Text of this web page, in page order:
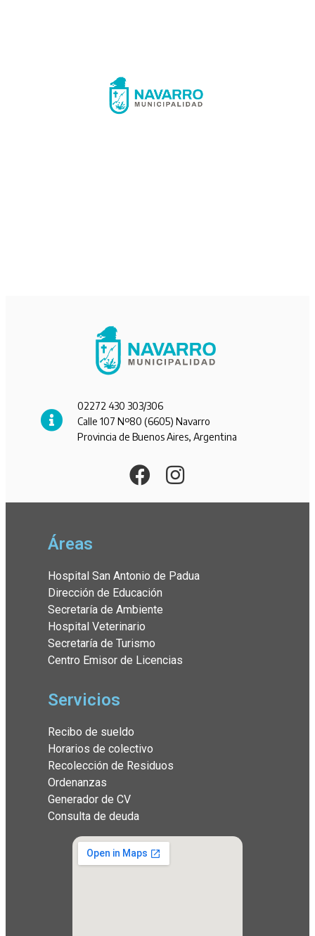
02272 430 303/306
Calle 107 Nº80 (6605) Navarro
Provincia de Buenos Aires, Argentina
Áreas
Hospital San Antonio de Padua
Dirección de Educación
Secretaría de Ambiente
Hospital Veterinario
Secretaría de Turismo
Centro Emisor de Licencias
Servicios
Recibo de sueldo
Horarios de colectivo
Recolección de Residuos
Ordenanzas
Generador de CV
Consulta de deuda